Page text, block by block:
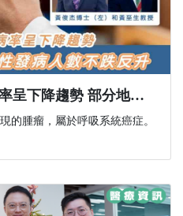
中大發現全球喉癌發病率呈下降趨勢 部分地區女性發病人數不跌反升
的腫瘤，屬於呼吸系統癌症。